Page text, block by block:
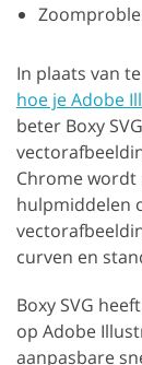
In plaats van
hoe je Adobe
beter Boxy
Chrome wordt
hulpmiddelen
curven en
Boxy SVG
op Adobe
aanpasbare